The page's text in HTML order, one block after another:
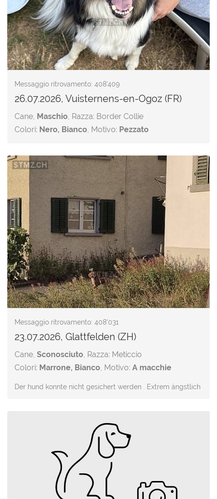
Messaggio ritrovamento: 408'409
26.07.2026, Vuisternens-en-Ogoz (FR)
Cane, Maschio, Razza: Border Collie
Colori: Nero, Bianco, Motivo: Pezzato
Messaggio ritrovamento: 408'031
23.07.2026, Glattfelden (ZH)
Cane, Sconosciuto, Razza: Meticcio
Colori: Marrone, Bianco, Motivo: A macchie
Der hund konnte nicht gesichert werden . Extrem ängstlich